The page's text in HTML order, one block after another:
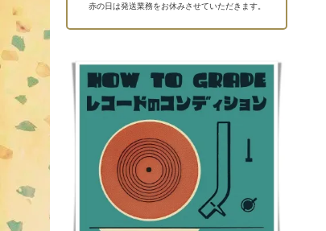
赤の日は発送業務をお休みさせていただきます。